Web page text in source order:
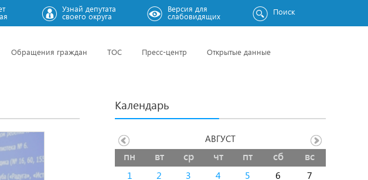
Узнай депутата
своего округа
Версия для
слабовидящих Поиск
Обращения граждан ТОС Пресс-центр Открытые данные
Календарь
пн вт ср чт пт сб вс
1 2 3 4 5 6
7
АВГУСТ